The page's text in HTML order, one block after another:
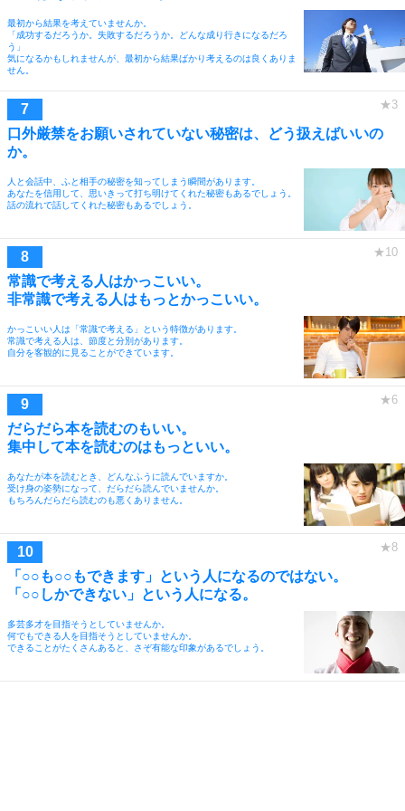
最初から結果を考えていませんか。
「成功するだろうか。失敗するだろうか。どんな成り行きになるだろ
う」
気になるかもしれませんが、最初から結果ばかり考えるのは良くありま
せん。
口外厳禁をお願いされていない秘密は、どう扱えばいいの
か。
人と会話中、ふと相手の秘密を知ってしまう瞬間があります。
あなたを信用して、思いきって打ち明けてくれた秘密もあるでしょう。
話の流れで話してくれた秘密もあるでしょう。
常識で考える人はかっこいい。
非常識で考える人はもっとかっこいい。
かっこいい人は「常識で考える」という特徴があります。
常識で考える人は、節度と分別があります。
自分を客観的に見ることができています。
だらだら本を読むのもいい。
集中して本を読むのはもっといい。
あなたが本を読むとき、どんなふうに読んでいますか。
受け身の姿勢になって、だらだら読んでいませんか。
もちろんだらだら読むのも悪くありません。
「○○も○○もできます」という人になるのではない。
「○○しかできない」という人になる。
多芸多才を目指そうとしていませんか。
何でもできる人を目指そうとしていませんか。
できることがたくさんあると、さぞ有能な印象があるでしょう。